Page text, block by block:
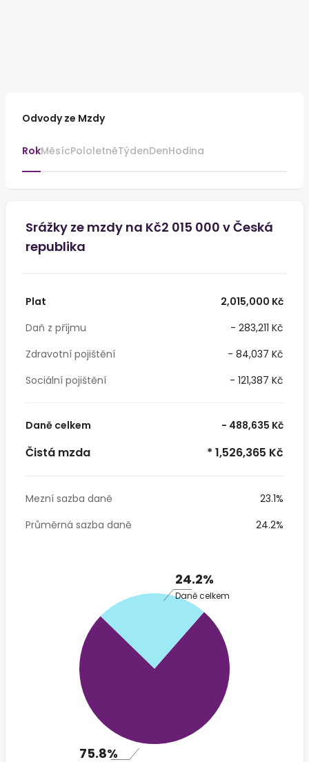
Odvody ze Mzdy
RokMěsícPololetněTýdenDenHodina
Srážky ze mzdy na Kč2 015 000 v Česká
republika
Plat
2,015,000 Kč
Daň z příjmu
- 283,211 Kč
Zdravotní pojištění
- 84,037 Kč
Sociální pojištění
- 121,387 Kč
Daně celkem - 488,635 Kč
Čistá mzda * 1,526,365 Kč
Mezní sazba daně
23.1%
Průměrná sazba daně
24.2%
24.2%
Daně celkem
75.8%